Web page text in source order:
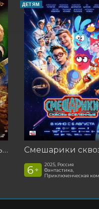
Последний богатырь. Колобок
ДЕТЯМ
6 +
2025, Россия
Фантастика,
Приключенческая